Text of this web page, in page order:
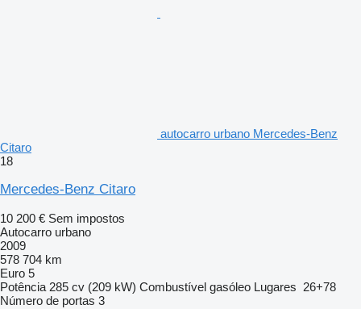
autocarro urbano Mercedes-Benz
Citaro
18
Mercedes-Benz Citaro
10 200 € Sem impostos
Autocarro urbano
2009
578 704 km
Euro 5
Potência 285 cv (209 kW) Combustível gasóleo Lugares 26+78
Número de portas 3